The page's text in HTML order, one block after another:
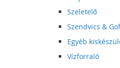
Szeletelő
Szendvics &
Egyéb
Vízforraló